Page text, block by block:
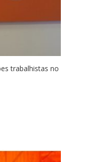
trabalhistas no